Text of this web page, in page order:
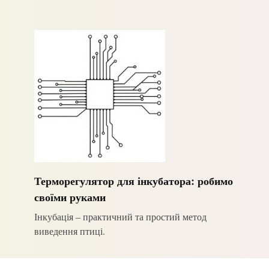
Терморегулятор для інкубатора: робимо
своїми руками
Інкубація – практичний та простий метод
виведення птиці.